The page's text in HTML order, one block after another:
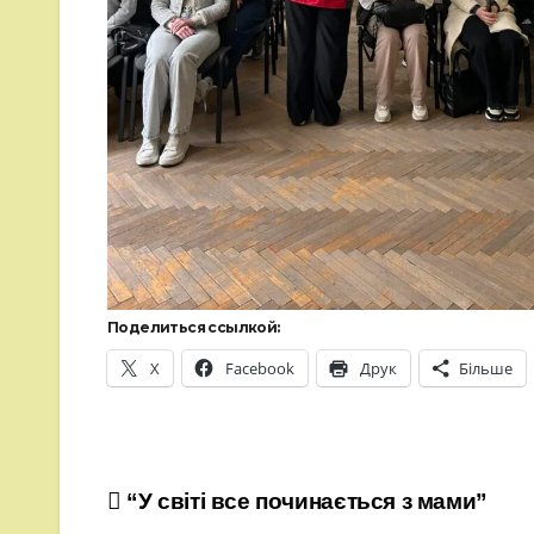
Поделиться ссылкой:
X Facebook Друк Більше
Навігація
“У світі все починається з мами”